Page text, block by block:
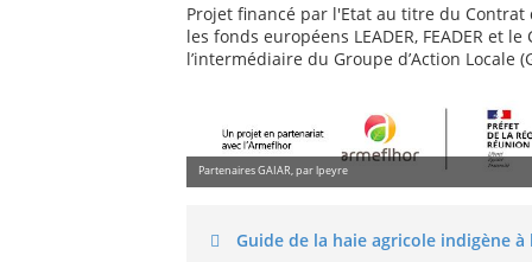
Projet financé par l'Etat au titre du
les fonds européens LEADER, FEADER et
l’intermédiaire du Groupe d’Action Locale
Partenaires GAIAR, par lpeyre
Guide de la haie agricole indigène